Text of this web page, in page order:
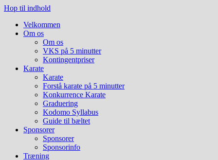
Hop til indhold
Velkommen
Om os
Om os
VKS på 5 minutter
Kontingentpriser
Karate
Karate
Forstå karate på 5 minutter
Konkurrence Karate
Graduering
Kodomo Syllabus
Guide til bæltet
Sponsorer
Sponsorer
Sponsorinfo
Træning